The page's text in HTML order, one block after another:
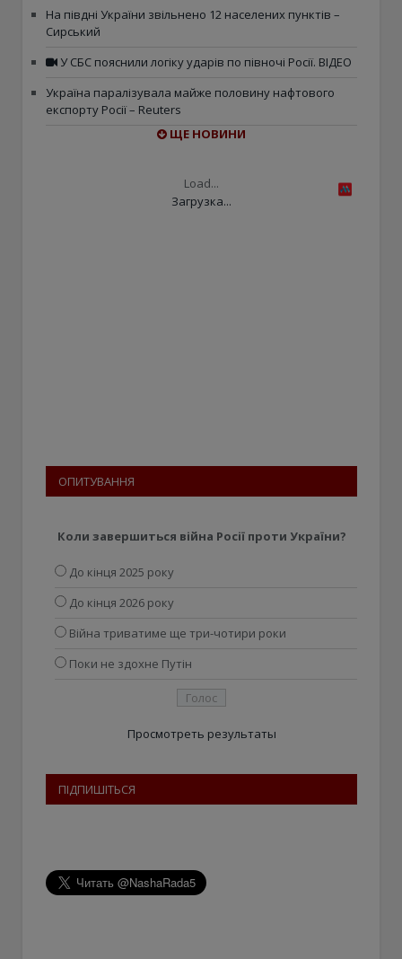
На півдні України звільнено 12 населених пунктів –
Сирський
У СБС пояснили логіку ударів по півночі Росії. ВІДЕО
Україна паралізувала майже половину нафтового
експорту Росії – Reuters
ЩЕ НОВИНИ
Load...
Загрузка...
ОПИТУВАННЯ
Коли завершиться війна Росії проти України?
До кінця 2025 року
До кінця 2026 року
Війна триватиме ще три-чотири роки
Поки не здохне Путін
Просмотреть результаты
ПІДПИШІТЬСЯ